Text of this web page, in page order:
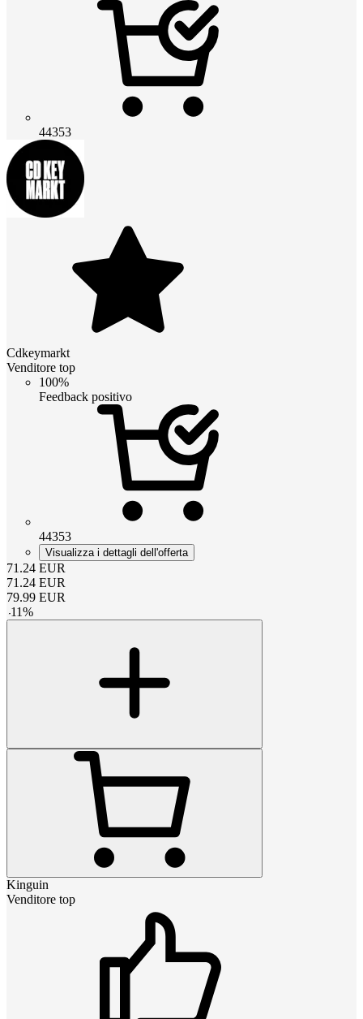
44353
Cdkeymarkt
Venditore top
100%
Feedback positivo
44353
Visualizza i dettagli dell'offerta
71.24 EUR
71.24 EUR
79.99 EUR
-11%
Kinguin
Venditore top